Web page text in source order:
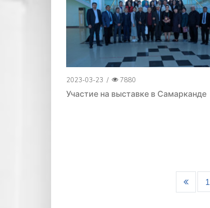
2023-03-23 / 7880
Участие на выставке в Самарканде
1